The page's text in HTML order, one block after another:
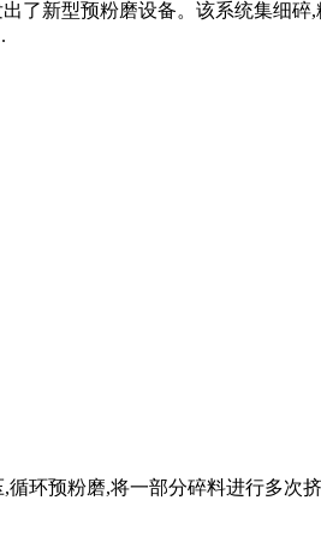
了新型预粉磨设备。该系统集细碎
环预粉磨,将一部分碎料进行多次